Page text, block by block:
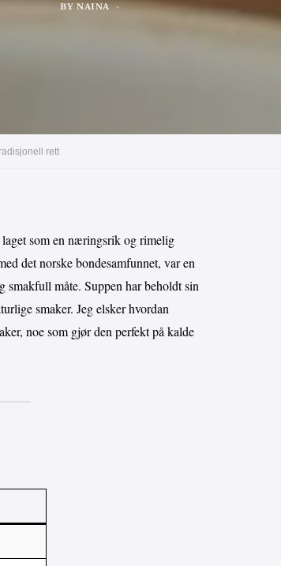
BY NAINA
rett
som en næringsrik og rimelig
det norske bondesamfunnet, var en
smakfull måte. Suppen har beholdt sin
smaker. Jeg elsker hvordan
noe som gjør den perfekt på kalde